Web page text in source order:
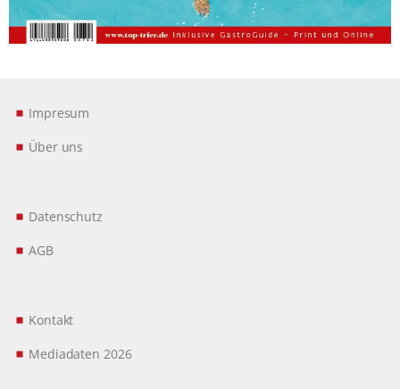
Impresum
Über uns
Datenschutz
AGB
Kontakt
Mediadaten 2026